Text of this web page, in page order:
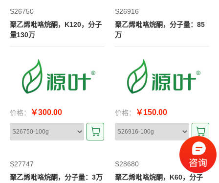
S26750
聚乙烯吡咯烷酮，K120，分子
量130万
价格： ￥300.00
S26916
聚乙烯吡咯烷酮，分子量：85
万
价格： ￥150.00
S27747
聚乙烯吡咯烷酮，分子量：3万
S28680
聚乙烯吡咯烷酮，K60，分子